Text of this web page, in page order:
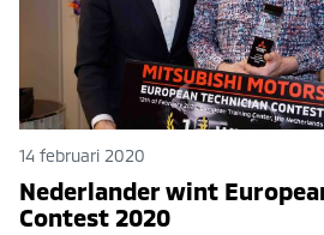
14 februari 2020
Nederlander wint
Contest 2020